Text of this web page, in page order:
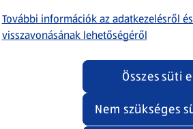
További információk az adatkezelésről
visszavonásának lehetőségéről
Nem szükséges
Összes süti